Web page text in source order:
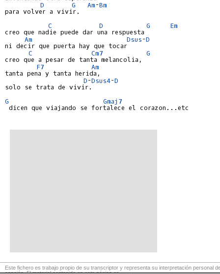
D
G Am-Bm
para volver a vivir.
C
D G
Em
creo que nadie puede dar una respuesta
Am
Dsus-D
ni decir que puerta hay que tocar
C
Cm7
G
creo que a pesar de tanta melancolia,
F7
Am
tanta pena y tanta herida,
D-Dsus4-D
solo se trata de vivir.
G
Gmaj7
dicen que viajando se fortalece el corazon...etc
Este fichero es trabajo propio de su transcriptor y representa su interpretación personal